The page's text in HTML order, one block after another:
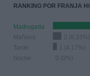
RANKING POR FRANJA
Madrugada
Mañana
2 (8,33%)
Tarde
1 (4,17%)
Noche
0 (0%)